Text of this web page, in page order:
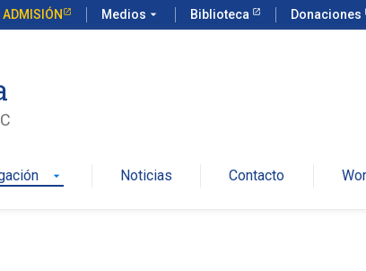
ADMISIÓN Medios arrow_drop_down Biblioteca Donaciones
arrow_drop_down Noticias Contacto